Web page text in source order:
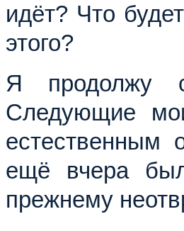
идёт? Что
этого?
Я продолжу
Следующие
естественным
ещё вчера
прежнему